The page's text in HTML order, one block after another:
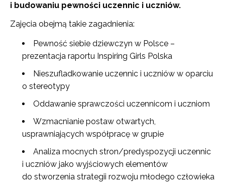
i budowaniu pewności uczennic i uczniów.
Zajęcia obejmą takie zagadnienia:
Pewność siebie dziewczyn w Polsce –
prezentacja raportu Inspiring Girls Polska
Nieszufladkowanie uczennic i uczniów w oparciu
o stereotypy
Oddawanie sprawczości uczennicom i uczniom
Wzmacnianie postaw otwartych,
usprawniających współpracę w grupie
Analiza mocnych stron/predyspozycji uczennic
i uczniów jako wyjściowych elementów
do stworzenia strategii rozwoju młodego człowieka